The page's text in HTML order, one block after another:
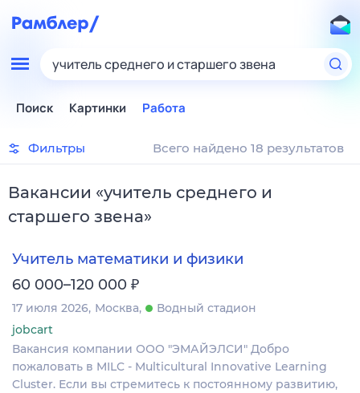
учитель среднего и старшего звена
Поиск Картинки Работа
Фильтры Всего найдено 18 результатов
Вакансии «учитель среднего и
старшего звена»
Учитель математики и физики
60 000–120 000 ₽
17 июля 2026 Москва
Водный стадион
jobcart
Вакансия компании ООО "ЭМАЙЭЛСИ" Добро
пожаловать в MILC - Multicultural Innovative Learning
Cluster. Если вы стремитесь к постоянному развитию,